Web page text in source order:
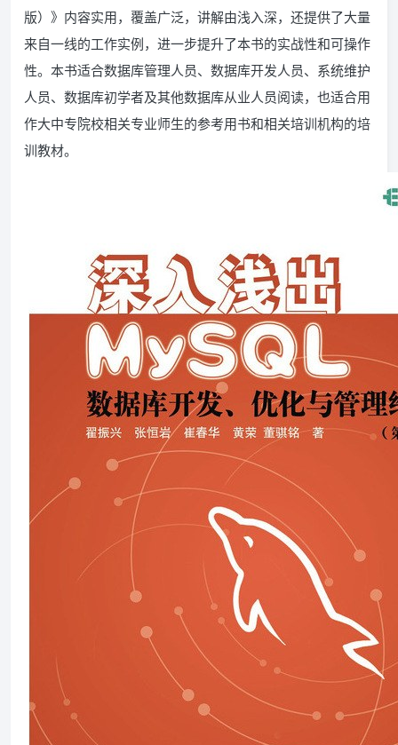
版）》内容实用，覆盖广泛，讲解由浅入深，还提供了大量
来自一线的工作实例，进一步提升了本书的实战性和可操作
性。本书适合数据库管理人员、数据库开发人员、系统维护
人员、数据库初学者及其他数据库从业人员阅读，也适合用
作大中专院校相关专业师生的参考用书和相关培训机构的培
训教材。